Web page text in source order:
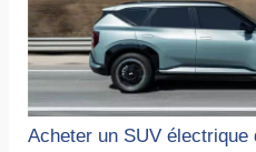
Acheter un SUV électrique